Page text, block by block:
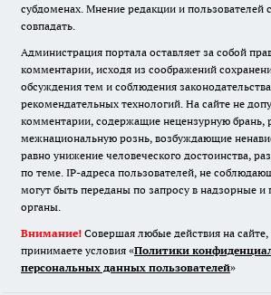
субдоменах. Мнение редакции и пользователей
совпадать.
Администрация портала оставляет за собой
комментарии, исходя из соображений
обсуждения тем и соблюдения
рекомендательных технологий. На сайте не
комментарии, содержащие нецензурную брань,
межнациональную рознь, возбуждающие
равно унижение человеческого достоинства,
по теме. IP-адреса пользователей, не
могут быть переданы по запросу в надзорные и
органы.
Внимание! Совершая любые действия на
принимаете условия «Политики
персональных данных пользователей»